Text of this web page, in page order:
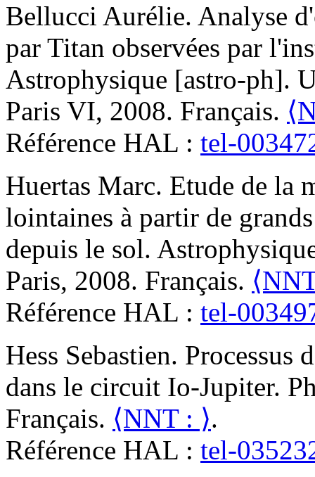
Bellucci Aurélie. Analyse
par Titan observées par
Astrophysique [astro-ph].
Paris VI, 2008. Français.
Référence HAL : tel-
Huertas Marc. Etude de la
lointaines à partir de
depuis le sol.
Paris, 2008. Français.
Référence HAL : tel-
Hess Sebastien. Processus
dans le circuit Io-Jupiter.
Français. ⟨NNT : ⟩.
Référence HAL : tel-